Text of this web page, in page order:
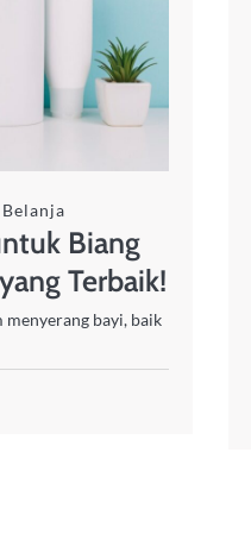
Biang
Terbaik!
menyerang bayi, baik